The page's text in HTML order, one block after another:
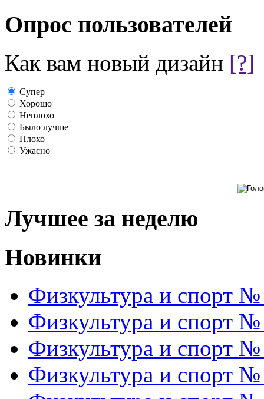
Опрос пользователей
Как вам новый дизайн [?]
Супер
Хорошо
Неплохо
Было лучше
Плохо
Ужасно
Лучшее за неделю
Новинки
Физкультура и спорт
Физкультура и спорт
Физкультура и спорт
Физкультура и спорт